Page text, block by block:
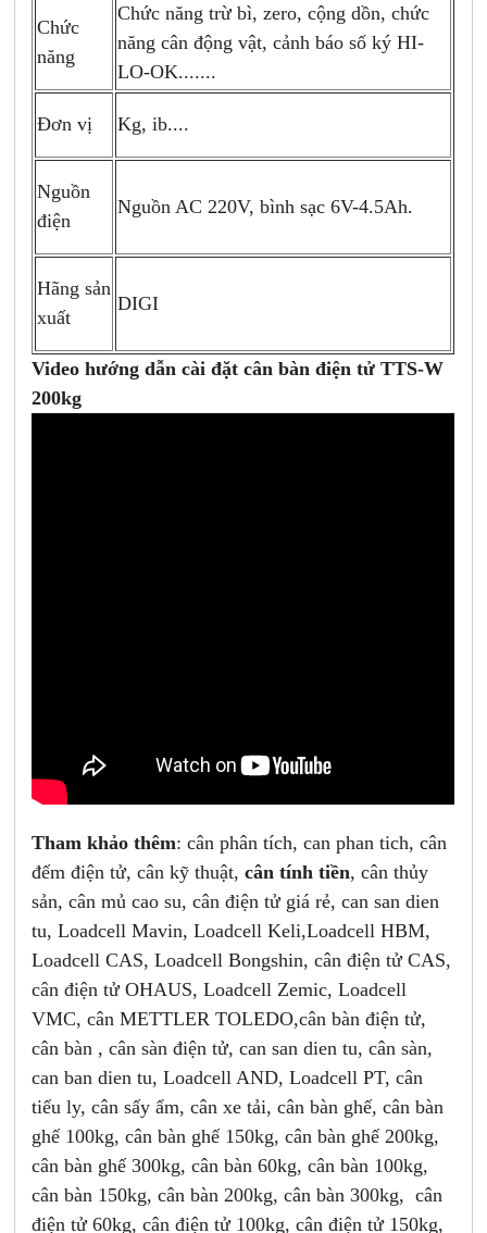
Chức
năng
Chức năng trừ bì, zero, cộng dồn, chức
năng cân động vật, cảnh báo số ký HI-
LO-OK.......
Đơn vị Kg, ib....
Nguồn
điện
Nguồn AC 220V, bình sạc 6V-4.5Ah.
Hãng sản
xuất
DIGI
Video hướng dẫn cài đặt cân bàn điện tử TTS-W
200kg
Tham khảo thêm: cân phân tích, can phan tich, cân
đếm điện tử, cân kỹ thuật,cân tính tiền, cân thủy
sản, cân mủ cao su, cân điện tử giá rẻ, can san dien
tu, Loadcell Mavin, Loadcell Keli,Loadcell HBM,
Loadcell CAS, Loadcell Bongshin, cân điện tử CAS,
cân điện tử OHAUS, Loadcell Zemic, Loadcell
VMC, cân METTLER TOLEDO,cân bàn điện tử,
cân bàn , cân sàn điện tử, can san dien tu, cân sàn,
can ban dien tu, Loadcell AND, Loadcell PT, cân
tiểu ly, cân sấy ẩm, cân xe tải, cân bàn ghế, cân bàn
ghế 100kg, cân bàn ghế 150kg, cân bàn ghế 200kg,
cân bàn ghế 300kg, cân bàn 60kg, cân bàn 100kg,
cân bàn 150kg, cân bàn 200kg, cân bàn 300kg, cân
điện tử 60kg, cân điện tử 100kg, cân điện tử 150kg,